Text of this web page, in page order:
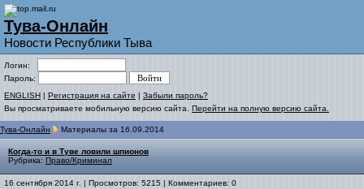
Тува-Онлайн
Новости Республики Тыва
Логин:
Пароль:
ENGLISH | Регистрация на сайте | Забыли пароль?
Вы просматриваете мобильную версию сайта. Перейти на полную версию сайта.
Тува-Онлайн Материалы за 16.09.2014
Когда-то и в Туве ловили шпионов
Рубрика: Право/Криминал
16 сентября 2014 г. | Просмотров: 5215 | Комментариев: 0